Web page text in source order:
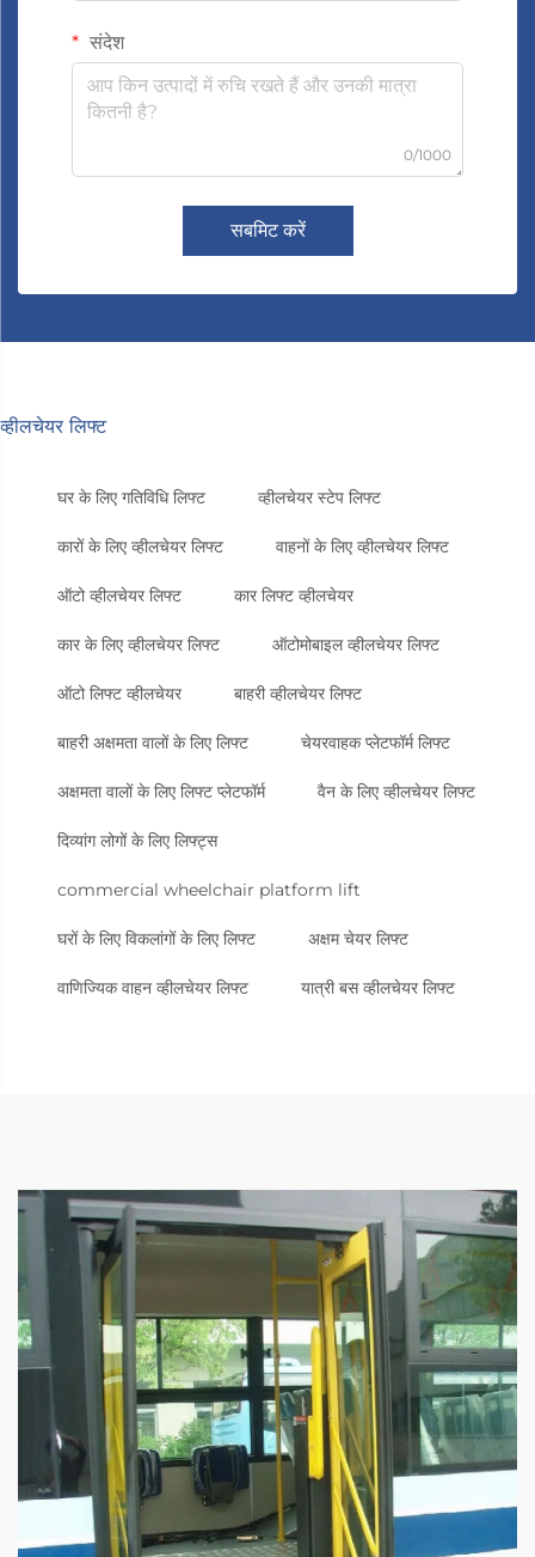
संदेश
0/1000
सबमिट करें
व्हीलचेयर लिफ्ट
घर के लिए गतिविधि लिफ्ट व्हीलचेयर स्टेप लिफ्ट
कारों के लिए व्हीलचेयर लिफ्ट वाहनों के लिए व्हीलचेयर लिफ्ट
ऑटो व्हीलचेयर लिफ्ट कार लिफ्ट व्हीलचेयर
कार के लिए व्हीलचेयर लिफ्ट ऑटोमोबाइल व्हीलचेयर लिफ्ट
ऑटो लिफ्ट व्हीलचेयर बाहरी व्हीलचेयर लिफ्ट
बाहरी अक्षमता वालों के लिए लिफ्ट चेयरवाहक प्लेटफॉर्म लिफ्ट
अक्षमता वालों के लिए लिफ्ट प्लेटफॉर्म वैन के लिए व्हीलचेयर लिफ्ट
दिव्यांग लोगों के लिए लिफ्ट्स
commercial wheelchair platform lift
घरों के लिए विकलांगों के लिए लिफ्ट अक्षम चेयर लिफ्ट
वाणिज्यिक वाहन व्हीलचेयर लिफ्ट यात्री बस व्हीलचेयर लिफ्ट